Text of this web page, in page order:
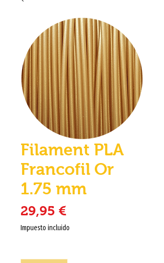
Filament PLA
Francofil Or
1.75 mm
29,95 €
Impuesto incluido